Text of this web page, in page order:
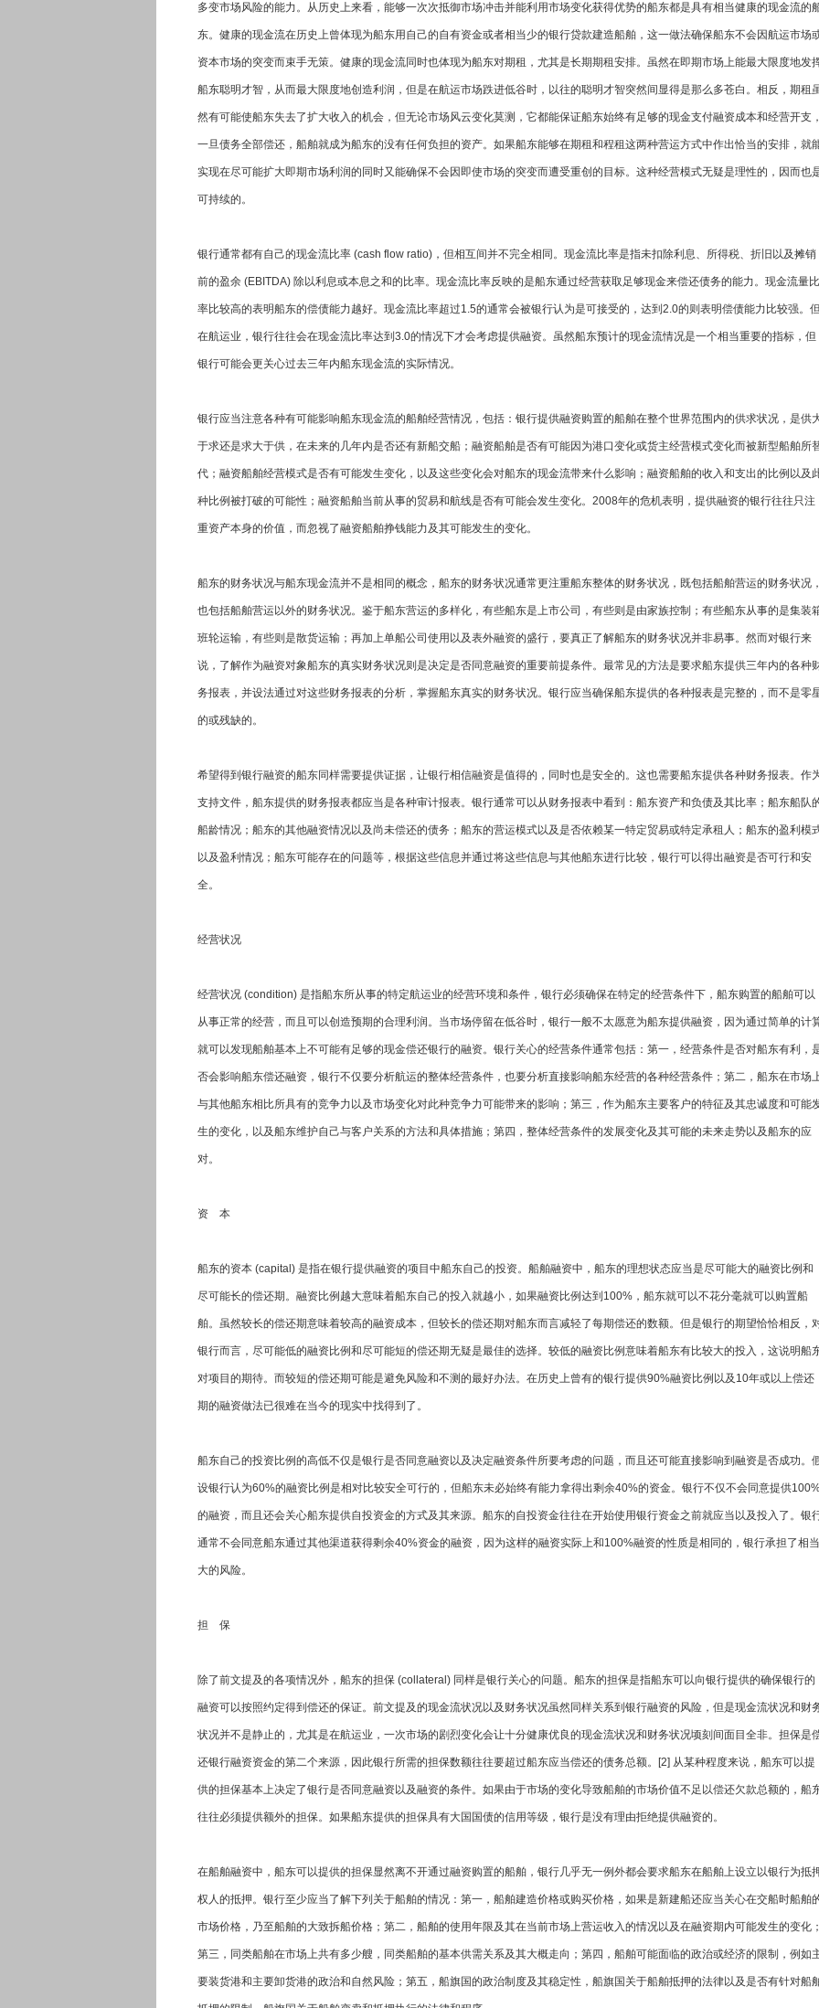
多变市场风险的能力。从历史上来看，能够一次次抵御市场冲击并能利用市场变化获得优势的船东都是具有相当健康的现金流的
东。健康的现金流在历史上曾体现为船东用自己的自有资金或者相当少的银行贷款建造船舶，这一做法确保船东不会因航运市场
资本市场的突变而束手无策。健康的现金流同时也体现为船东对期租，尤其是长期期租安排。虽然在即期市场上能最大限度地发
船东聪明才智，从而最大限度地创造利润，但是在航运市场跌进低谷时，以往的聪明才智突然间显得是那么多苍白。相反，期租
然有可能使船东失去了扩大收入的机会，但无论市场风云变化莫测，它都能保证船东始终有足够的现金支付融资成本和经营开支，
一旦债务全部偿还，船舶就成为船东的没有任何负担的资产。如果船东能够在期租和程租这两种营运方式中作出恰当的安排，就
实现在尽可能扩大即期市场利润的同时又能确保不会因即使市场的突变而遭受重创的目标。这种经营模式无疑是理性的，因而也
可持续的。
银行通常都有自己的现金流比率 (cash flow ratio)，但相互间并不完全相同。现金流比率是指未扣除利息、所得税、折旧以及摊销
前的盈余 (EBITDA) 除以利息或本息之和的比率。现金流比率反映的是船东通过经营获取足够现金来偿还债务的能力。现金流量比
率比较高的表明船东的偿债能力越好。现金流比率超过1.5的通常会被银行认为是可接受的，达到2.0的则表明偿债能力比较强。但
在航运业，银行往往会在现金流比率达到3.0的情况下才会考虑提供融资。虽然船东预计的现金流情况是一个相当重要的指标，但
银行可能会更关心过去三年内船东现金流的实际情况。
银行应当注意各种有可能影响船东现金流的船舶经营情况，包括：银行提供融资购置的船舶在整个世界范围内的供求状况，是供
于求还是求大于供，在未来的几年内是否还有新船交船；融资船舶是否有可能因为港口变化或货主经营模式变化而被新型船舶所
代；融资船舶经营模式是否有可能发生变化，以及这些变化会对船东的现金流带来什么影响；融资船舶的收入和支出的比例以及
种比例被打破的可能性；融资船舶当前从事的贸易和航线是否有可能会发生变化。2008年的危机表明，提供融资的银行往往只注
重资产本身的价值，而忽视了融资船舶挣钱能力及其可能发生的变化。
船东的财务状况与船东现金流并不是相同的概念，船东的财务状况通常更注重船东整体的财务状况，既包括船舶营运的财务状况，
也包括船舶营运以外的财务状况。鉴于船东营运的多样化，有些船东是上市公司，有些则是由家族控制；有些船东从事的是集装
班轮运输，有些则是散货运输；再加上单船公司使用以及表外融资的盛行，要真正了解船东的财务状况并非易事。然而对银行来
说，了解作为融资对象船东的真实财务状况则是决定是否同意融资的重要前提条件。最常见的方法是要求船东提供三年内的各种
务报表，并设法通过对这些财务报表的分析，掌握船东真实的财务状况。银行应当确保船东提供的各种报表是完整的，而不是零
的或残缺的。
希望得到银行融资的船东同样需要提供证据，让银行相信融资是值得的，同时也是安全的。这也需要船东提供各种财务报表。作
支持文件，船东提供的财务报表都应当是各种审计报表。银行通常可以从财务报表中看到：船东资产和负债及其比率；船东船队
船龄情况；船东的其他融资情况以及尚未偿还的债务；船东的营运模式以及是否依赖某一特定贸易或特定承租人；船东的盈利模
以及盈利情况；船东可能存在的问题等，根据这些信息并通过将这些信息与其他船东进行比较，银行可以得出融资是否可行和安
全。
经营状况
经营状况 (condition) 是指船东所从事的特定航运业的经营环境和条件，银行必须确保在特定的经营条件下，船东购置的船舶可以
从事正常的经营，而且可以创造预期的合理利润。当市场停留在低谷时，银行一般不太愿意为船东提供融资，因为通过简单的计
就可以发现船舶基本上不可能有足够的现金偿还银行的融资。银行关心的经营条件通常包括：第一，经营条件是否对船东有利，
否会影响船东偿还融资，银行不仅要分析航运的整体经营条件，也要分析直接影响船东经营的各种经营条件；第二，船东在市场
与其他船东相比所具有的竞争力以及市场变化对此种竞争力可能带来的影响；第三，作为船东主要客户的特征及其忠诚度和可能
生的变化，以及船东维护自己与客户关系的方法和具体措施；第四，整体经营条件的发展变化及其可能的未来走势以及船东的应
对。
资 本
船东的资本 (capital) 是指在银行提供融资的项目中船东自己的投资。船舶融资中，船东的理想状态应当是尽可能大的融资比例和
尽可能长的偿还期。融资比例越大意味着船东自己的投入就越小，如果融资比例达到100%，船东就可以不花分毫就可以购置船
舶。虽然较长的偿还期意味着较高的融资成本，但较长的偿还期对船东而言减轻了每期偿还的数额。但是银行的期望恰恰相反，
银行而言，尽可能低的融资比例和尽可能短的偿还期无疑是最佳的选择。较低的融资比例意味着船东有比较大的投入，这说明船
对项目的期待。而较短的偿还期可能是避免风险和不测的最好办法。在历史上曾有的银行提供90%融资比例以及10年或以上偿还
期的融资做法已很难在当今的现实中找得到了。
船东自己的投资比例的高低不仅是银行是否同意融资以及决定融资条件所要考虑的问题，而且还可能直接影响到融资是否成功。
设银行认为60%的融资比例是相对比较安全可行的，但船东未必始终有能力拿得出剩余40%的资金。银行不仅不会同意提供
的融资，而且还会关心船东提供自投资金的方式及其来源。船东的自投资金往往在开始使用银行资金之前就应当以及投入了。银
通常不会同意船东通过其他渠道获得剩余40%资金的融资，因为这样的融资实际上和100%融资的性质是相同的，银行承担了相当
大的风险。
担 保
除了前文提及的各项情况外，船东的担保 (collateral) 同样是银行关心的问题。船东的担保是指船东可以向银行提供的确保银行的
融资可以按照约定得到偿还的保证。前文提及的现金流状况以及财务状况虽然同样关系到银行融资的风险，但是现金流状况和财
状况并不是静止的，尤其是在航运业，一次市场的剧烈变化会让十分健康优良的现金流状况和财务状况顷刻间面目全非。担保是
还银行融资资金的第二个来源，因此银行所需的担保数额往往要超过船东应当偿还的债务总额。[2] 从某种程度来说，船东可以提
供的担保基本上决定了银行是否同意融资以及融资的条件。如果由于市场的变化导致船舶的市场价值不足以偿还欠款总额的，船
往往必须提供额外的担保。如果船东提供的担保具有大国国债的信用等级，银行是没有理由拒绝提供融资的。
在船舶融资中，船东可以提供的担保显然离不开通过融资购置的船舶，银行几乎无一例外都会要求船东在船舶上设立以银行为抵
权人的抵押。银行至少应当了解下列关于船舶的情况：第一，船舶建造价格或购买价格，如果是新建船还应当关心在交船时船舶
市场价格，乃至船舶的大致拆船价格；第二，船舶的使用年限及其在当前市场上营运收入的情况以及在融资期内可能发生的变化；
第三，同类船舶在市场上共有多少艘，同类船舶的基本供需关系及其大概走向；第四，船舶可能面临的政治或经济的限制，例如
要装货港和主要卸货港的政治和自然风险；第五，船旗国的政治制度及其稳定性，船旗国关于船舶抵押的法律以及是否有针对船